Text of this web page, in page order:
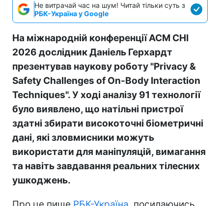
Не витрачай час на шум! Читай тільки суть з
РБК-Україна у Google
На міжнародній конференції ACM CHI
2026 дослідник Даніель Герхардт
презентував наукову роботу "Privacy &
Safety Challenges of On-Body Interaction
Techniques". У ході аналізу 91 технології
було виявлено, що натільні пристрої
здатні збирати високоточні біометричні
дані, які зловмисники можуть
використати для маніпуляцій, вимагання
та навіть завдавання реальних тілесних
ушкоджень.